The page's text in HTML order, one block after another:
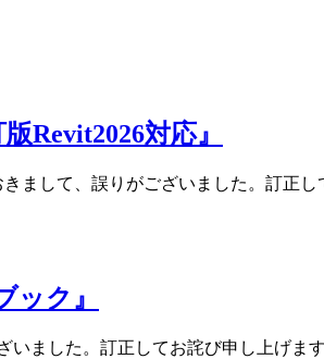
Revit2026対応』
まして、誤りがございました。訂正
ック』
ました。訂正してお詫び申し上げま